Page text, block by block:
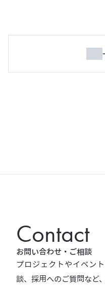
Contact
お問い合わせ・ご相談
プロジェクトやイベン
談、採用へのご質問など